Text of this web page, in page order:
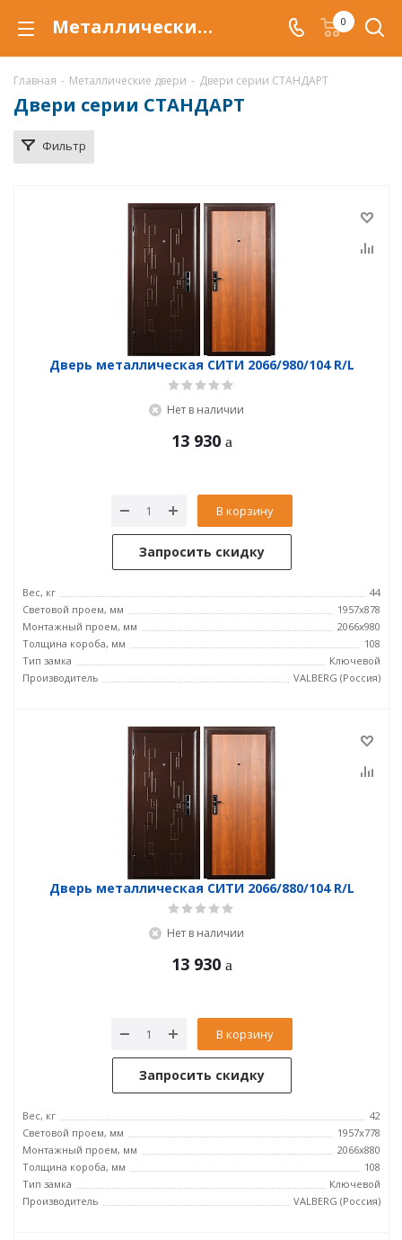
Металлические двери серии Стандарт, купить по низкой цене, доставка дверей в Магнитогорске 0
Главная - Металлические двери - Двери cерии СТАНДАРТ
Двери cерии СТАНДАРТ
Фильтр
Дверь металлическая СИТИ 2066/980/104 R/L
Нет в наличии
13 930
В корзину
Запросить скидку
Вес, кг
44
Световой проем, мм
1957x878
Монтажный проем, мм
2066x980
Толщина короба, мм
108
Тип замка
Ключевой
Производитель
VALBERG (Россия)
Дверь металлическая СИТИ 2066/880/104 R/L
Нет в наличии
13 930
В корзину
Запросить скидку
Вес, кг
42
Световой проем, мм
1957x778
Монтажный проем, мм
2066x880
Толщина короба, мм
108
Тип замка
Ключевой
Производитель
VALBERG (Россия)